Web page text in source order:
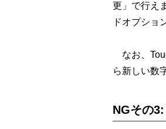
更」で行え
ドオプショ
なお、
ら新しい数
NGその